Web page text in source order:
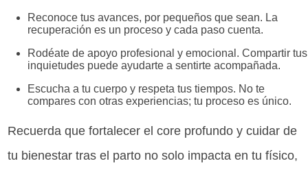
Reconoce tus avances, por pequeños que sean. La
recuperación es un proceso y cada paso cuenta.
Rodéate de apoyo profesional y emocional. Compartir tus
inquietudes puede ayudarte a sentirte acompañada.
Escucha a tu cuerpo y respeta tus tiempos. No te
compares con otras experiencias; tu proceso es único.
Recuerda que fortalecer el core profundo y cuidar de
tu bienestar tras el parto no solo impacta en tu físico,